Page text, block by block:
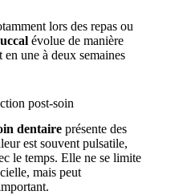
lors des repas ou
évolue de manière
une à deux semaines
post-soin
dentaire présente des
est souvent pulsatile,
le temps. Elle ne se limite
mais peut